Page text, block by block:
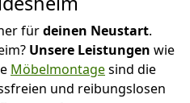
fürdeinen Neustart.
Unsere Leistungen wie
Möbelmontagesind die
und reibungslosen